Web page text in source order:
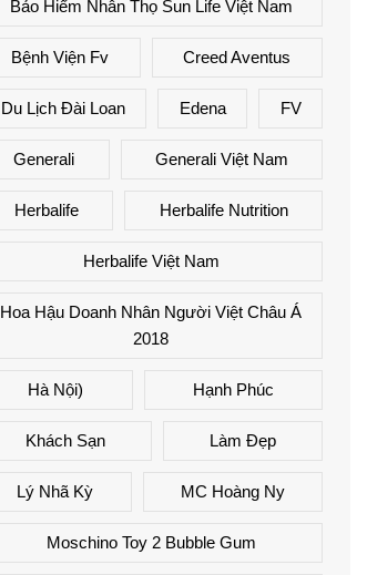
Bảo Hiểm Nhân Thọ Sun Life Việt Nam
Bệnh Viện Fv Creed Aventus
Du Lịch Đài Loan Edena FV
Generali Generali Việt Nam
Herbalife Herbalife Nutrition
Herbalife Việt Nam
Hoa Hậu Doanh Nhân Người Việt Châu Á
2018
Hà Nội) Hạnh Phúc
Khách Sạn Làm Đẹp
Lý Nhã Kỳ MC Hoàng Ny
Moschino Toy 2 Bubble Gum